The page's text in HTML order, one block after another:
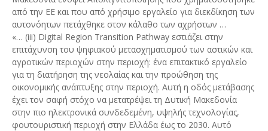
από την ΕΕ και που από χρήσιμο εργαλείο για διεκδίκηση των
αυτονόητων πετάχθηκε στον κάλαθο των αχρήστων …
«… (iii) Digital Region Transition Pathway εστιάζει στην
επιτάχυνση του ψηφιακού μετασχηματισμού των αστικών και
αγροτικών περιοχών στην περιοχή: ένα επιτακτικό εργαλείο
για τη διατήρηση της νεολαίας και την προώθηση της
οικονομικής ανάπτυξης στην περιοχή. Αυτή η οδός μετάβασης
έχει τον σαφή στόχο να μετατρέψει τη Δυτική Μακεδονία
στην πιο ηλεκτρονικά συνδεδεμένη, υψηλής τεχνολογίας,
φουτουριστική περιοχή στην Ελλάδα έως το 2030. Αυτό